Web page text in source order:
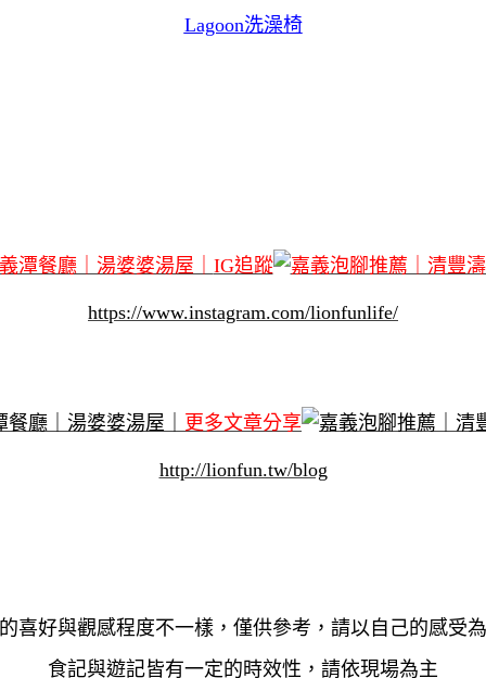
Lagoon洗澡椅
IG追蹤
https://www.instagram.com/lionfunlife/
更多文章分享
http://lionfun.tw/blog
喜好與觀感程度不一樣，僅供參考，請以自己的感受
食記與遊記皆有一定的時效性，請依現場為主